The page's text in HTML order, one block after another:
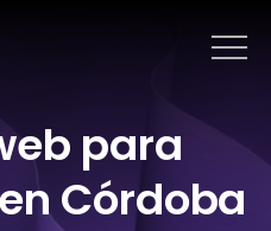
para
Córdoba